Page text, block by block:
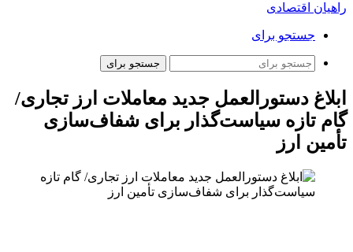
راهیان اقتصادی
جستجو برای
جستجو برای
ابلاغ دستورالعمل جدید معاملات ارز تجاری/
گام تازه سیاست‌گذار برای شفاف‌سازی
تأمین ارز